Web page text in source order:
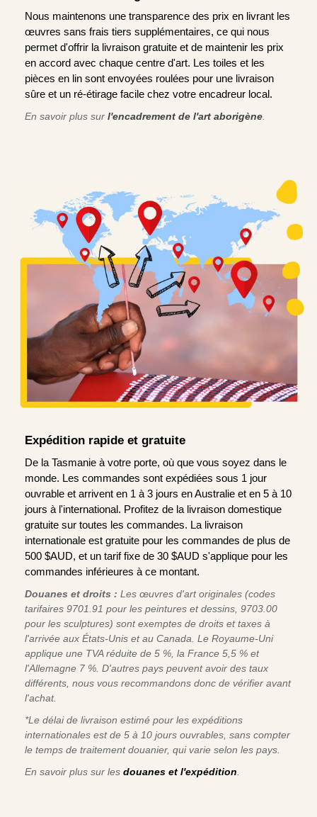
Nous maintenons une transparence des prix en livrant les
œuvres sans frais tiers supplémentaires, ce qui nous
permet d'offrir la livraison gratuite et de maintenir les prix
en accord avec chaque centre d'art. Les toiles et les
pièces en lin sont envoyées roulées pour une livraison
sûre et un ré-étirage facile chez votre encadreur local.
En savoir plus sur l'encadrement de l'art aborigène
Expédition rapide et gratuite
De la Tasmanie à votre porte, où que vous soyez dans le
monde. Les commandes sont expédiées sous 1 jour
ouvrable et arrivent en 1 à 3 jours en Australie et en 5 à 10
jours à l'international. Profitez de la livraison domestique
gratuite sur toutes les commandes. La livraison
internationale est gratuite pour les commandes de plus de
500 $AUD, et un tarif fixe de 30 $AUD s'applique pour les
commandes inférieures à ce montant.
Douanes et droits : Les œuvres d'art originales (codes
tarifaires 9701.91 pour les peintures et dessins, 9703.00
pour les sculptures) sont exemptes de droits et taxes à
l'arrivée aux États-Unis et au Canada. Le Royaume-Uni
applique une TVA réduite de 5 %, la France 5,5 % et
l'Allemagne 7 %. D'autres pays peuvent avoir des taux
différents, nous vous recommandons donc de vérifier avant
l'achat.
*Le délai de livraison estimé pour les expéditions
internationales est de 5 à 10 jours ouvrables, sans compter
le temps de traitement douanier, qui varie selon les pays.
En savoir plus sur les douanes et l'expédition